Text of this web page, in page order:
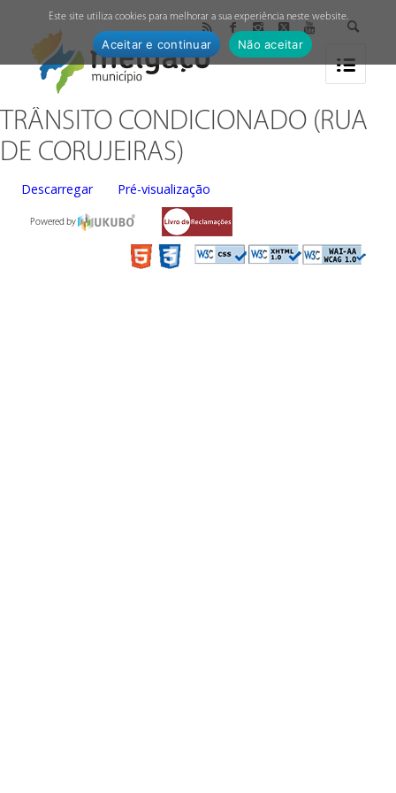
TRÂNSITO CONDICIONADO (RUA
DE CORUJEIRAS)
Descarregar Pré-visualização
Powered by
Este site utiliza cookies para melhorar a sua experiência neste website.
Aceitar e continuar Não aceitar